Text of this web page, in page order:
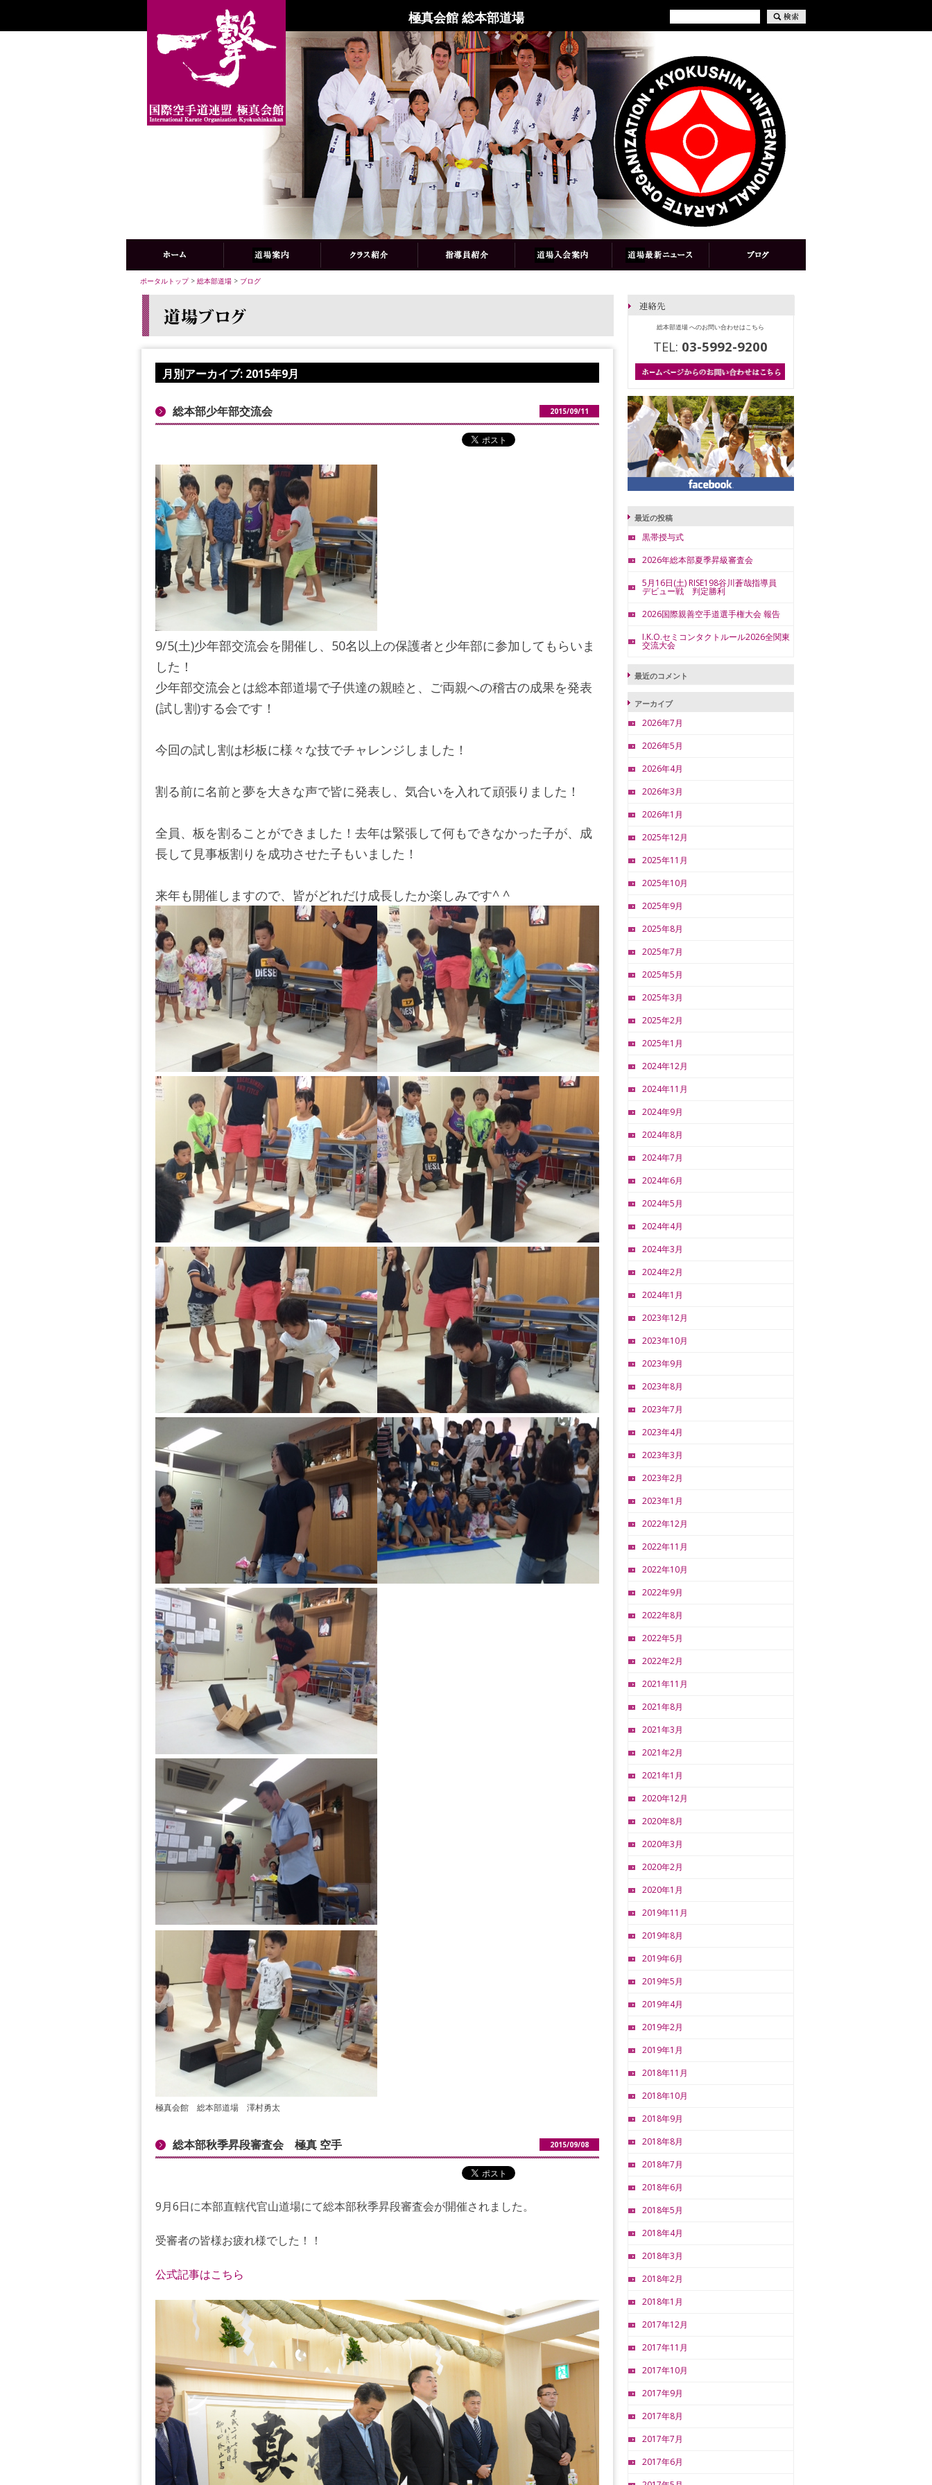
極真会館 総本部道場
ポータルトップ> 総本部道場 > ブログ
月別アーカイブ: 2015年9月
総本部少年部交流会 2015/09/11
9/5(土)少年部交流会を開催し、50名以上の保護者と少年部に参加してもらいま
した！
少年部交流会とは総本部道場で子供達の親睦と、ご両親への稽古の成果を発表
(試し割)する会です！
今回の試し割は杉板に様々な技でチャレンジしました！
割る前に名前と夢を大きな声で皆に発表し、気合いを入れて頑張りました！
全員、板を割ることができました！去年は緊張して何もできなかった子が、成
長して見事板割りを成功させた子もいました！
来年も開催しますので、皆がどれだけ成長したか楽しみです^ ^
極真会館 総本部道場 澤村勇太
総本部秋季昇段審査会 極真 空手 2015/09/08
9月6日に本部直轄代官山道場にて総本部秋季昇段審査会が開催されました。
受審者の皆様お疲れ様でした！！
公式記事はこちら
総本部道場 へのお問い合わせはこちら
TEL: 03-5992-9200
最近の投稿
黒帯授与式
2026年総本部夏季昇級審査会
5月16日(土) RISE198谷川蒼哉指導員
デビュー戦 判定勝利
2026国際親善空手道選手権大会 報告
I.K.O.セミコンタクトルール2026全関東
交流大会
最近のコメント
アーカイブ
2026年7月
2026年5月
2026年4月
2026年3月
2026年1月
2025年12月
2025年11月
2025年10月
2025年9月
2025年8月
2025年7月
2025年5月
2025年3月
2025年2月
2025年1月
2024年12月
2024年11月
2024年9月
2024年8月
2024年7月
2024年6月
2024年5月
2024年4月
2024年3月
2024年2月
2024年1月
2023年12月
2023年10月
2023年9月
2023年8月
2023年7月
2023年4月
2023年3月
2023年2月
2023年1月
2022年12月
2022年11月
2022年10月
2022年9月
2022年8月
2022年5月
2022年2月
2021年11月
2021年8月
2021年3月
2021年2月
2021年1月
2020年12月
2020年8月
2020年3月
2020年2月
2020年1月
2019年11月
2019年8月
2019年6月
2019年5月
2019年4月
2019年2月
2019年1月
2018年11月
2018年10月
2018年9月
2018年8月
2018年7月
2018年6月
2018年5月
2018年4月
2018年3月
2018年2月
2018年1月
2017年12月
2017年11月
2017年10月
2017年9月
2017年8月
2017年7月
2017年6月